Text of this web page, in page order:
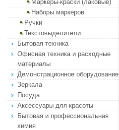
Маркеры-краски (лаковые)
Наборы маркеров
Ручки
Текстовыделители
Бытовая техника
Офисная техника и расходные
материалы
Демонстрационное оборудование
Зеркала
Посуда
Аксессуары для красоты
Бытовая и профессиональная
химия